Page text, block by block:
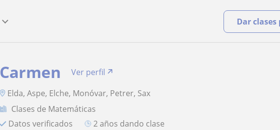
Dar
Carmen
Ver perfil
Elda, Aspe, Elche, Monóvar, Petrer, Sax
Clases de Matemáticas
Datos verificados
2 años dando clase